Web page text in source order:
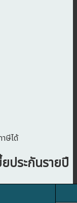
ษีได้
ประกันรายปี